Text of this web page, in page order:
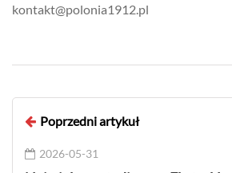
kontakt@polonia1912.pl
Poprzedni artykuł
2026-05-31